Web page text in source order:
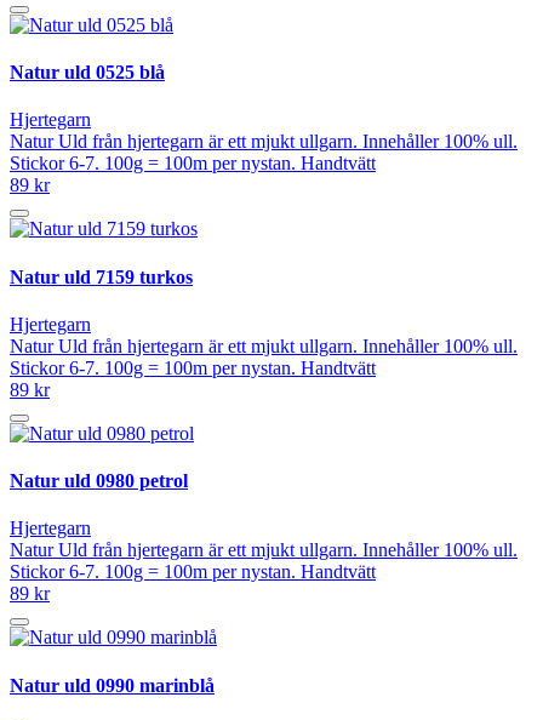
Natur uld 0525 blå
Hjertegarn
Natur Uld från hjertegarn är ett mjukt ullgarn. Innehåller 100% ull.
Stickor 6-7. 100g = 100m per nystan. Handtvätt
89 kr
Natur uld 7159 turkos
Hjertegarn
Natur Uld från hjertegarn är ett mjukt ullgarn. Innehåller 100% ull.
Stickor 6-7. 100g = 100m per nystan. Handtvätt
89 kr
Natur uld 0980 petrol
Hjertegarn
Natur Uld från hjertegarn är ett mjukt ullgarn. Innehåller 100% ull.
Stickor 6-7. 100g = 100m per nystan. Handtvätt
89 kr
Natur uld 0990 marinblå